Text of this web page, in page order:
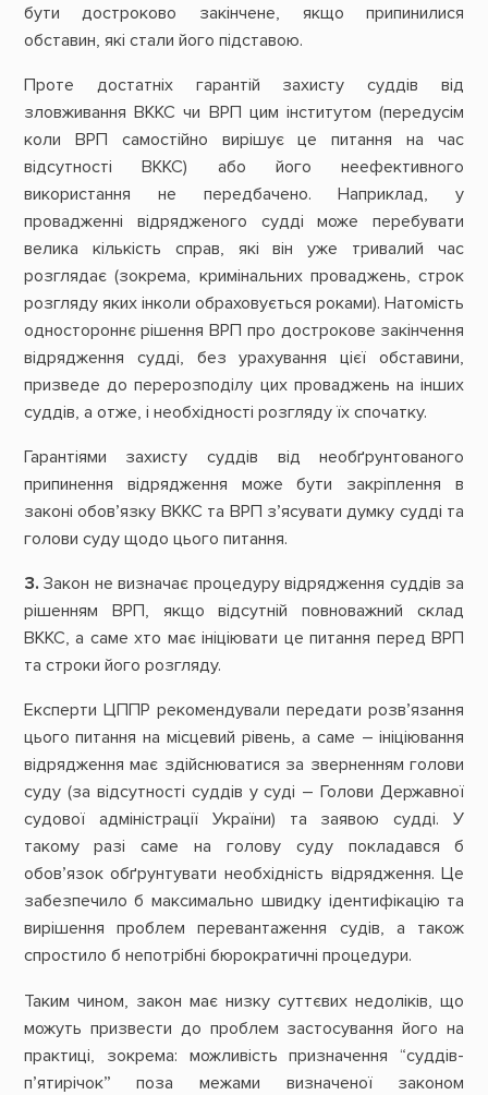
бути достроково закінчене, якщо припинилися
обставин, які стали його підставою.
Проте достатніх гарантій захисту суддів від
зловживання ВККС чи ВРП цим інститутом (передусім
коли ВРП самостійно вирішує це питання на час
відсутності ВККС) або його неефективного
використання не передбачено. Наприклад, у
провадженні відрядженого судді може перебувати
велика кількість справ, які він уже тривалий час
розглядає (зокрема, кримінальних проваджень, строк
розгляду яких інколи обраховується роками). Натомість
одностороннє рішення ВРП про дострокове закінчення
відрядження судді, без урахування цієї обставини,
призведе до перерозподілу цих проваджень на інших
суддів, а отже, і необхідності розгляду їх спочатку.
Гарантіями захисту суддів від необґрунтованого
припинення відрядження може бути закріплення в
законі обов’язку ВККС та ВРП з’ясувати думку судді та
голови суду щодо цього питання.
3. Закон не визначає процедуру відрядження суддів за
рішенням ВРП, якщо відсутній повноважний склад
ВККС, а саме хто має ініціювати це питання перед ВРП
та строки його розгляду.
Експерти ЦППР рекомендували передати розв’язання
цього питання на місцевий рівень, а саме – ініціювання
відрядження має здійснюватися за зверненням голови
суду (за відсутності суддів у суді – Голови Державної
судової адміністрації України) та заявою судді. У
такому разі саме на голову суду покладався б
обов’язок обґрунтувати необхідність відрядження. Це
забезпечило б максимально швидку ідентифікацію та
вирішення проблем перевантаження судів, а також
спростило б непотрібні бюрократичні процедури.
Таким чином, закон має низку суттєвих недоліків, що
можуть призвести до проблем застосування його на
практиці, зокрема: можливість призначення “суддів-
п’ятирічок” поза межами визначеної законом